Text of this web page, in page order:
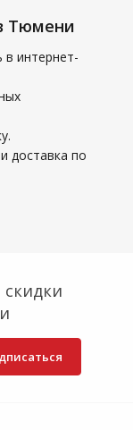
Тюмени
интернет-
доставка по